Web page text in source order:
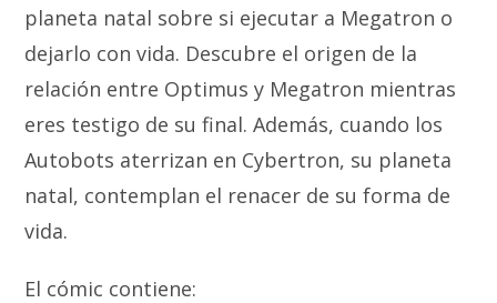
planeta natal sobre si ejecutar a Megatron o
dejarlo con vida. Descubre el origen de la
relación entre Optimus y Megatron mientras
eres testigo de su final. Además, cuando los
Autobots aterrizan en Cybertron, su planeta
natal, contemplan el renacer de su forma de
vida.
El cómic contiene: